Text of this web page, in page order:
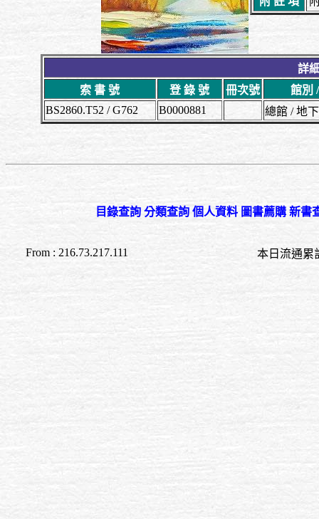
詳
索 書 號
登 錄 號 冊次號
館別
BS2860.T52 / G762
B0000881 總館 / 地
目錄查詢 分類查詢 個人資料 圖書薦購 新書
From : 216.73.217.111 本日流通累計